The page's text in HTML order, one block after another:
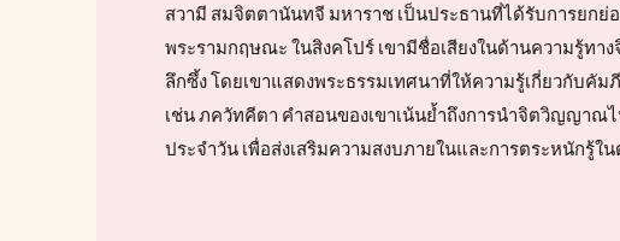
สวามี สมจิตตานันทจี มหาราช เป็นประธานที่ได้รับการยกย่
พระรามกฤษณะ ในสิงคโปร์ เขามีชื่อเสียงในด้านความรู้ท
ลึกซึ้ง โดยเขาแสดงพระธรรมเทศนาที่ให้ความรู้เกี่ยวกับคั
เช่น ภควัทคีตา คำสอนของเขาเน้นย้ำถึงการนำจิตวิญญาณ
ประจำวัน เพื่อส่งเสริมความสงบภายในและการตระหนักรู้ใน